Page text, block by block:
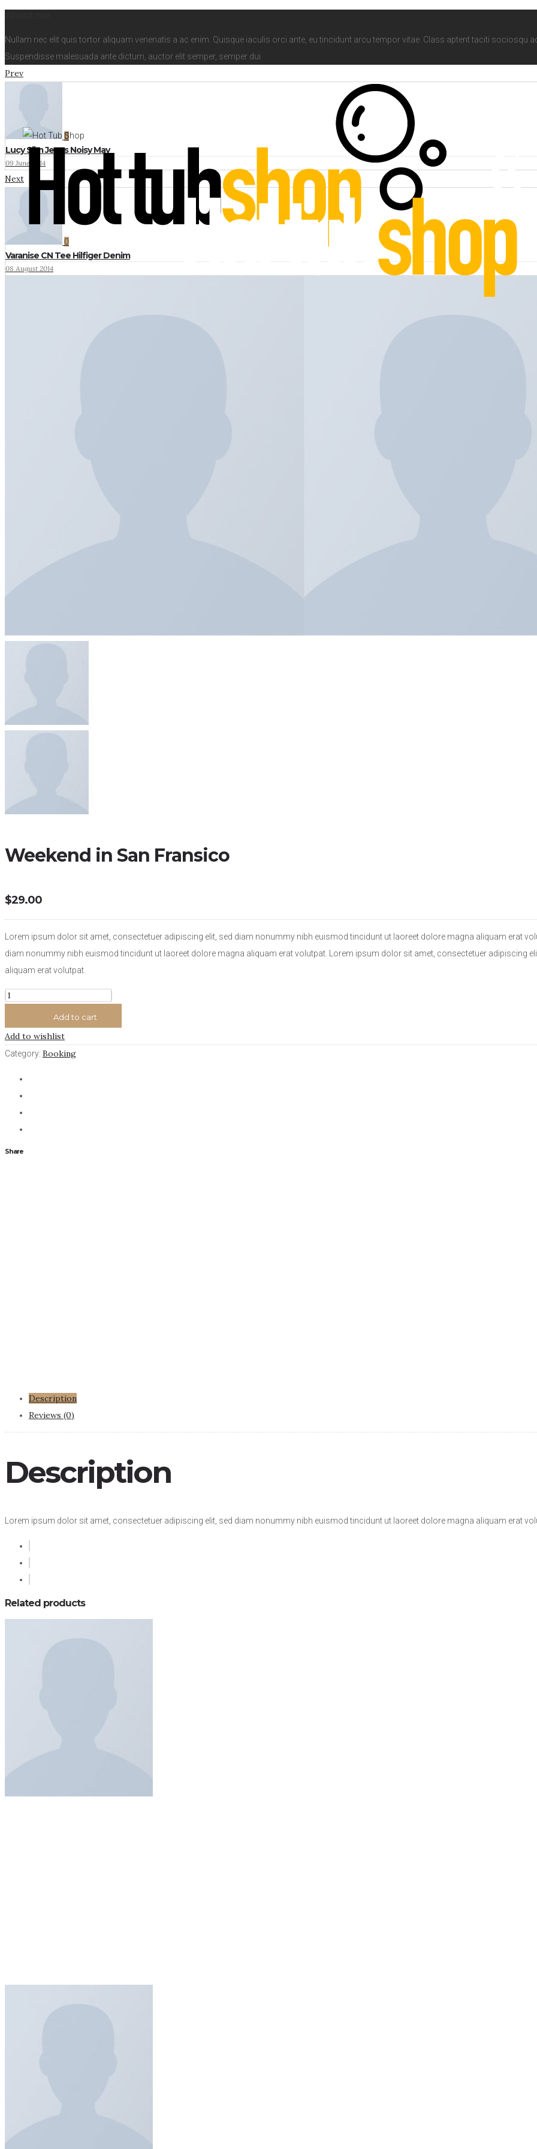
Nullam nec elit quis tortor aliquam venenatis a ac enim. Quisque iaculis orci ante, eu tincidunt arcu tempor vitae. Class aptent taciti sociosqu
Suspendisse malesuada ante dictum, auctor elit semper, semper dui.
Prev
0
Lucy Slim Jeans Noisy May
09 June 2014
Next
0
Varanise CN Tee Hilfiger Denim
08 August 2014
Weekend in San Fransico
$29.00
Lorem ipsum dolor sit amet, consectetuer adipiscing elit, sed diam nonummy nibh euismod tincidunt ut laoreet dolore magna aliquam erat
diam nonummy nibh euismod tincidunt ut laoreet dolore magna aliquam erat volutpat. Lorem ipsum dolor sit amet, consectetuer adipiscing
aliquam erat volutpat.
Weekend
San
Fransico
Add to cart
Add to wishlist
Category: Booking
Share
Description
Reviews (0)
Description
Lorem ipsum dolor sit amet, consectetuer adipiscing elit, sed diam nonummy nibh euismod tincidunt ut laoreet dolore magna aliquam erat
Related products